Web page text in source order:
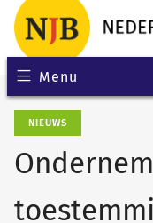
Menu
NIEUWS